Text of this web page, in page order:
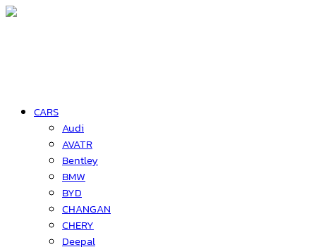
CARS
Audi
AVATR
Bentley
BMW
BYD
CHANGAN
CHERY
Deepal